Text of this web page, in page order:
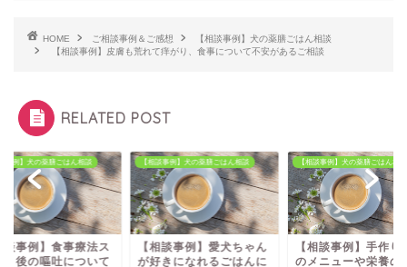
HOME ご相談事例＆ご感想
【相談事例】犬の薬膳ごはん相談
【相談事例】皮膚も荒れて痒がり、食事について不安があるご相談
RELATED POST
事例】犬の薬膳ごはん相談
談事例】食事療法ス
ト後の嘔吐について
【相談事例】犬の薬膳ごはん相談
【相談事例】愛犬ちゃん
が好きになれるごはんに
【相談事例】犬の薬膳ごはん相談
【相談事例】手作り
のメニューや栄養の